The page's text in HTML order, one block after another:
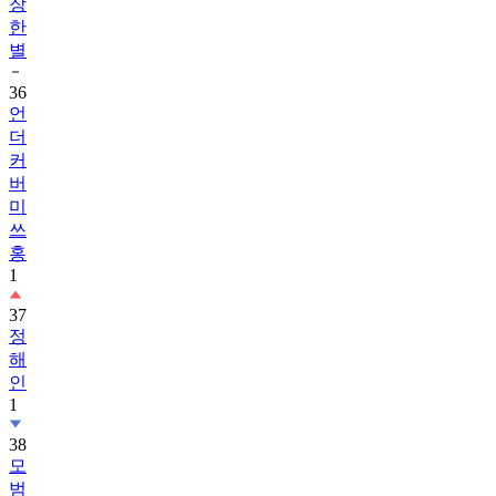
별
36
언
더
커
버
미
쓰
홍
1
37
정
해
인
1
38
모
범
택